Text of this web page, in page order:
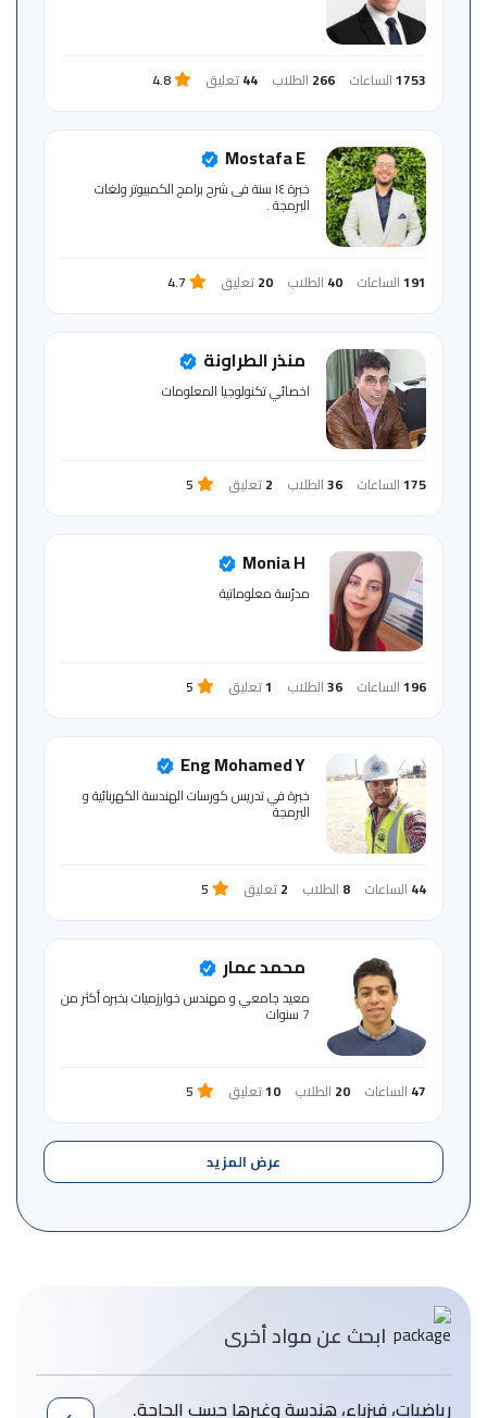
1753الساعات 266 الطلاب 44تعليق 4.8
Mostafa E
خبرة ١٤ سنة فى شرح برامج الكمبيوتر ولغات
البرمجة .
191الساعات 40 الطلاب 20تعليق 4.7
منذر الطراونة
اخصائي تكنولوجيا المعلومات
175الساعات 36الطلاب 2تعليق 5
Monia H
مدرّسة معلوماتية
196الساعات 36الطلاب 1تعليق 5
Eng Mohamed Y
خبرة في تدريس كورسات الهندسة الكهربائية و
البرمجة
44 الساعات 8 الطلاب 2تعليق 5
محمد عمار
معيد جامعي و مهندس خوارزميات بخبره أكثر من
7 سنوات
47 الساعات 20 الطلاب 10تعليق 5
عرض المزيد
ابحث عن مواد أخرى
رياضيات، فيزباء، هندسة وغيرها حسب الحاجة.